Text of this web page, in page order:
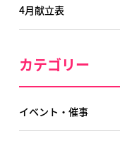
4月献立表
カテゴリー
イベント・催事